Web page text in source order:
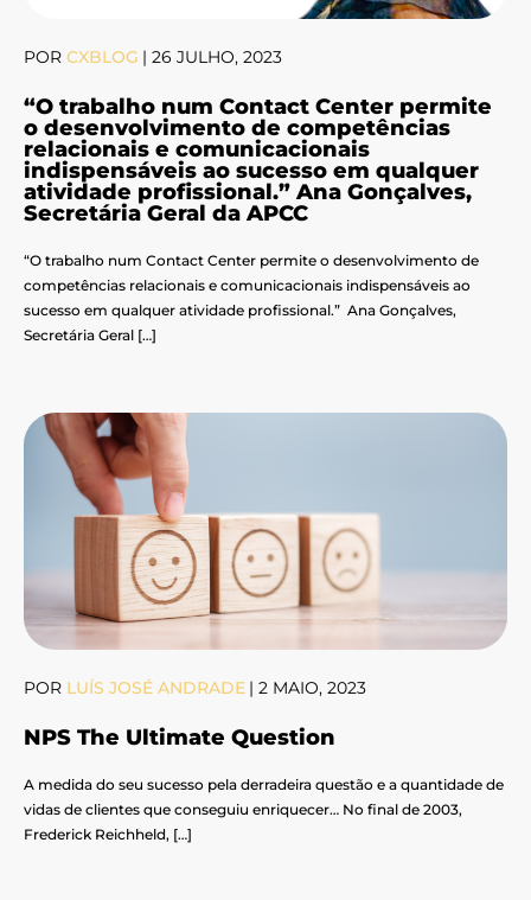
POR CXBLOG | 26 JULHO, 2023
“O trabalho num Contact Center permite
o desenvolvimento de competências
relacionais e comunicacionais
indispensáveis ao sucesso em qualquer
atividade profissional.” Ana Gonçalves,
Secretária Geral da APCC
“O trabalho num Contact Center permite o desenvolvimento de
competências relacionais e comunicacionais indispensáveis ao
sucesso em qualquer atividade profissional.” Ana Gonçalves,
Secretária Geral […]
POR LUÍS JOSÉ ANDRADE | 2 MAIO, 2023
NPS The Ultimate Question
A medida do seu sucesso pela derradeira questão e a quantidade de
vidas de clientes que conseguiu enriquecer… No final de 2003,
Frederick Reichheld, […]